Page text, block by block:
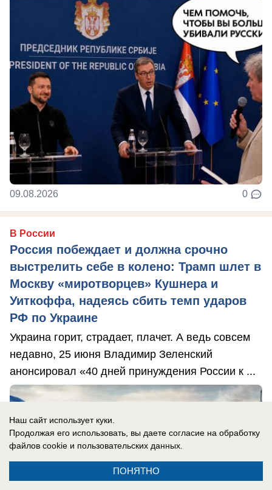
09.08.2026 0
В России
Россия побеждает и должна срочно
выстрелить себе в колено: Трамп шлет в
Москву «миротворцев» Кушнера и
Уиткоффа, надеясь сбить темп ударов
РФ по Украине
Украина горит, страдает, плачет. А ведь совсем
недавно, 25 июня Владимир Зеленский
анонсировал «40 дней принуждения России к ...
Наш сайт использует куки.
Продолжая его использовать, вы даете согласие на обработку
файлов cookie и пользовательских данных.
ПОНЯТНО